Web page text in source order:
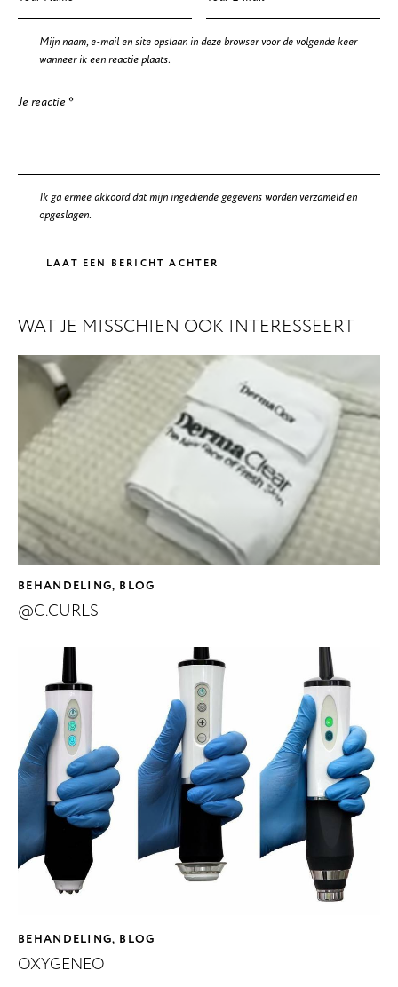
Mijn naam, e-mail en site opslaan in deze browser voor de volgende keer
wanneer ik een reactie plaats.
Ik ga ermee akkoord dat mijn ingediende gegevens worden verzameld en
opgeslagen.
WAT JE MISSCHIEN OOK INTERESSEERT
BEHANDELING, BLOG
@C.CURLS
BEHANDELING, BLOG
OXYGENEO